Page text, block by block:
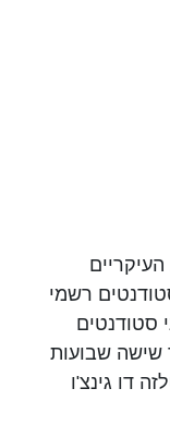
רשמי
סטודנטים
שישה שבועות
דו גינצ'ו